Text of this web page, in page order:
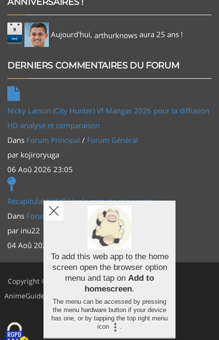
9
Aoû Aujourd'hui, arthurknows aura 25 ans !
DERNIERS COMMENTAIRES DU FORUM
Nicky Larson (City Hunter) Vf Mangas 2026 pour la diffusion
HD analyse et comparaison
Dans Forum Principal / Forum Général
par kojiroryuga
06 Aoû 2026 23:05
Récapitulatif VOD légale gratuite et payante
Dans Forum Principal
Actus (TV, vidéo, web)
par inu22
04 Aoû 2026 20:30
Copyright ©
AnimeGuides
Facebook
Youtube
Twitter
To add this web app to the home
screen open the browser option
menu and tap on Add to
homescreen.
The menu can be accessed by pressing
the menu hardware button if your device
has one, or by tapping the top right menu
icon
.